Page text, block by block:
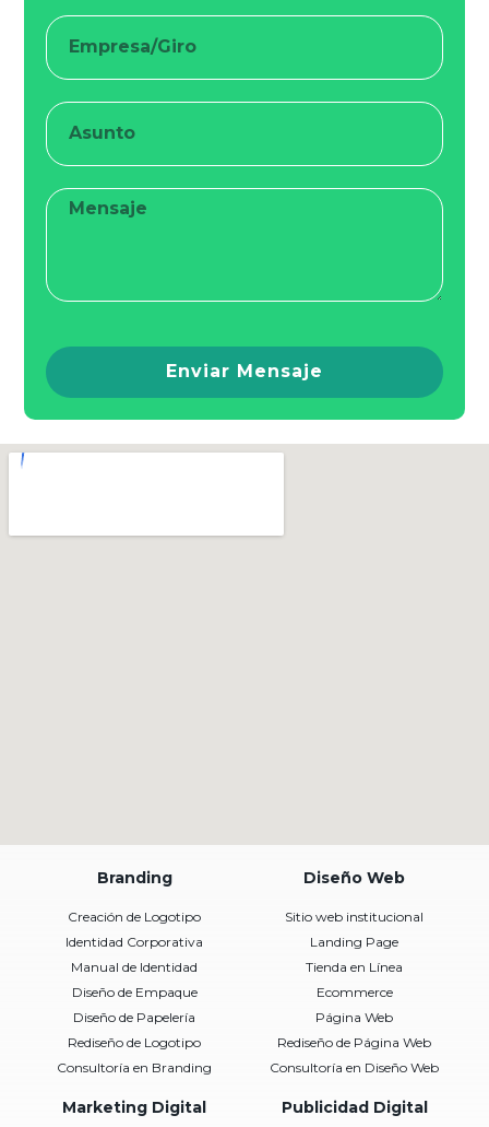
Enviar Mensaje
Branding
Creación de Logotipo
Identidad Corporativa
Manual de Identidad
Diseño de Empaque
Diseño de Papelería
Rediseño de Logotipo
Consultoría en Branding
Diseño Web
Sitio web institucional
Landing Page
Tienda en Línea
Ecommerce
Página Web
Rediseño de Página Web
Consultoría en Diseño Web
Marketing Digital Publicidad Digital